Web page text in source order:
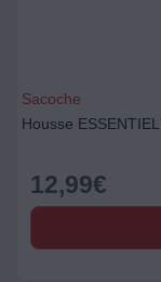
Sacoche
Housse
12,99€